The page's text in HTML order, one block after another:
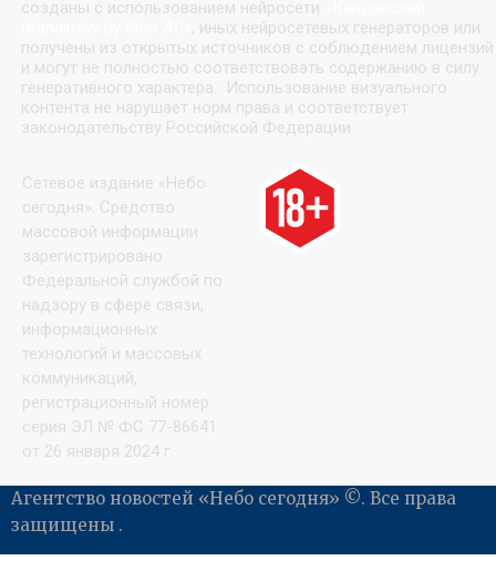
созданы с использованием нейросети
, иных нейросетевых генераторов или
получены из открытых источников с соблюдением лицензий
и могут не полностью соответствовать содержанию в силу
генеративного характера. Использование визуального
контента не нарушает норм права и соответствует
законодательству Российской Федерации.
Сетевое издание «Небо
сегодня». Средство
массовой информации
зарегистрировано
Федеральной службой по
надзору в сфере связи,
информационных
технологий и массовых
коммуникаций,
регистрационный номер
серия ЭЛ № ФС 77-86641
от 26 января 2024 г.
Агентство новостей «Небо сегодня» ©. Все права
защищены .